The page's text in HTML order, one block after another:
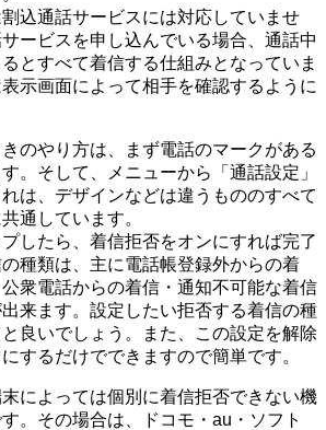
込通話サービスには対応していませ
ービスを申し込んでいる場合、通話中
とすべて着信する仕組みとなっていま
示画面によって相手を確認するように
のやり方は、まず電話のマークがある
。そして、メニューから「通話設定」
は、デザインなどは違うもののすべて
通しています。
したら、着信拒否をオンにすれば完了
種類は、主に電話帳登録外からの着
衆電話からの着信・通知不可能な着信
来ます。設定したい拒否する着信の種
良いでしょう。また、この設定を解除
するだけでできますので簡単です。
によっては個別に着信拒否できない機
。その場合は、ドコモ・au・ソフト